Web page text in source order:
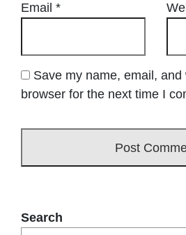
Email *
Save my name, email,
browser for the next time I
Search